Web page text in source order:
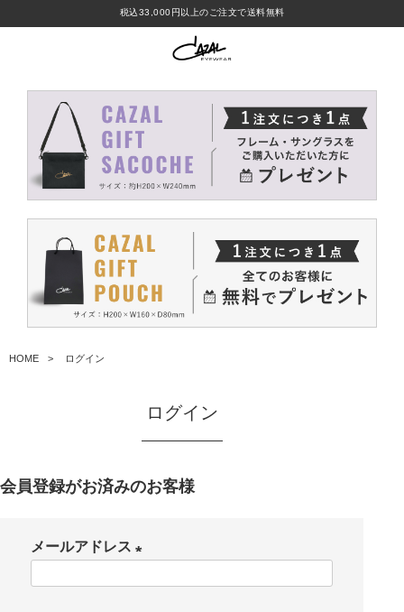
税込33,000円以上のご注文で送料無料
HOME ログイン
ログイン
会員登録がお済みのお客様
メールアドレス